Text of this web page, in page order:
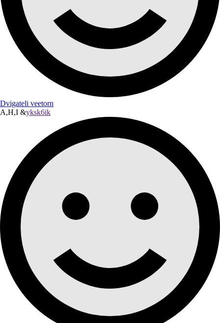
Dvigateli veetorn
A,H,I &yksk6ik